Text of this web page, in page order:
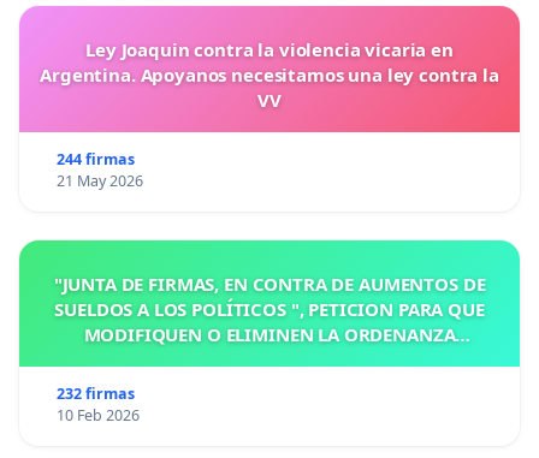
Ley Joaquin contra la violencia vicaria en
Argentina. Apoyanos necesitamos una ley contra la
VV
244 firmas
21 May 2026
"JUNTA DE FIRMAS, EN CONTRA DE AUMENTOS DE
SUELDOS A LOS POLÍTICOS ", PETICION PARA QUE
MODIFIQUEN O ELIMINEN LA ORDENANZA
232 firmas
10 Feb 2026